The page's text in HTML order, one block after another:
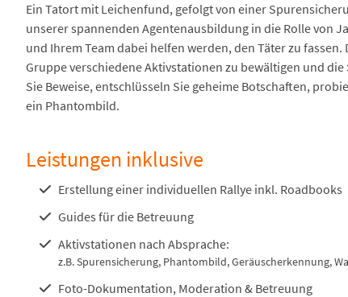
Ein Tatort mit Leichenfund, gefolgt von einer
unserer spannenden Agentenausbildung in die Rolle von
und Ihrem Team dabei helfen werden, den Täter zu
Gruppe verschiedene Aktivstationen zu bewältigen und
Sie Beweise, entschlüsseln Sie geheime Botschaften,
ein Phantombild.
Leistungen inklusive
Erstellung einer individuellen Rallye inkl. Roadbooks
Guides für die Betreuung
Aktivstationen nach Absprache:
z.B. Spurensicherung, Phantombild, Geräuscherkennung,
Foto-Dokumentation, Moderation & Betreuung